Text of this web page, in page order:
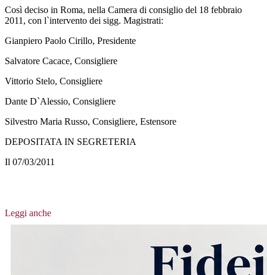
Così deciso in Roma, nella Camera di consiglio del 18 febbraio
2011, con l`intervento dei sigg. Magistrati:
Gianpiero Paolo Cirillo, Presidente
Salvatore Cacace, Consigliere
Vittorio Stelo, Consigliere
Dante D`Alessio, Consigliere
Silvestro Maria Russo, Consigliere, Estensore
DEPOSITATA IN SEGRETERIA
Il 07/03/2011
Leggi anche